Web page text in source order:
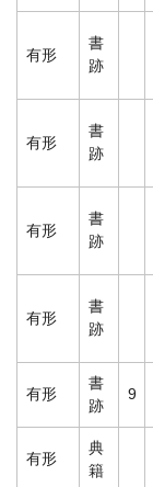
有形
書
跡
有形
書
跡
有形
書
跡
有形
書
跡
有形
書
跡
9
有形
典
籍